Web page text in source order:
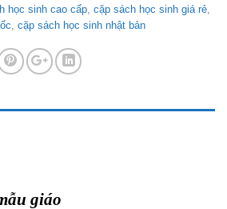
học sinh cao cấp cặp sách học sinh giá rẻ
cặp sách học sinh nhật bản
giáo